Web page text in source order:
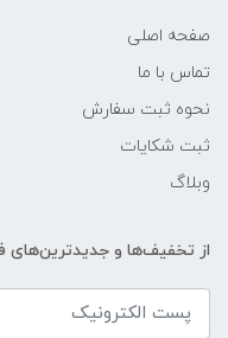
صفحه اصلی
تماس با ما
نحوه ثبت سفارش
ثبت شکایات
وبلاگ
از تخفیف‌ها و جدیدترین‌های